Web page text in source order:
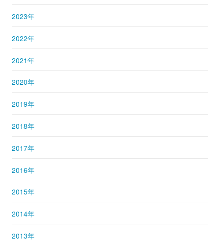
2023年
2022年
2021年
2020年
2019年
2018年
2017年
2016年
2015年
2014年
2013年